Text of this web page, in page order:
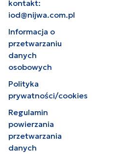
kontakt:
iod@nijwa.com.pl
Informacja o
przetwarzaniu
danych
osobowych
Polityka
prywatności/cookies
Regulamin
powierzania
przetwarzania
danych